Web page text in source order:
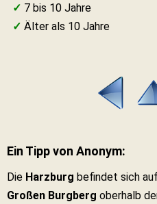
✓ 7 bis 10 Jahre
✓ Älter als 10 Jahre
Ein Tipp von Anonym:
Die Harzburg befindet sich
Großen Burgberg oberhalb